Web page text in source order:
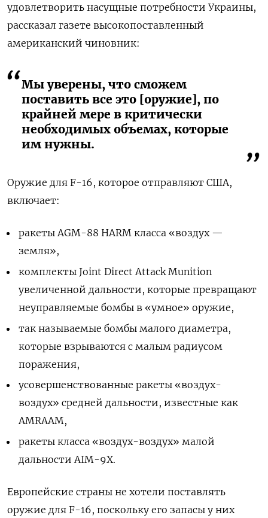
удовлетворить насущные потребности Украины,
рассказал газете высокопоставленный
американский чиновник:
Мы уверены, что сможем
поставить все это [оружие], по
крайней мере в критически
необходимых объемах, которые
им нужны.
Оружие для F-16, которое отправляют США,
включает:
ракеты AGM-88 HARM класса «воздух —
земля»,
комплекты Joint Direct Attack Munition
увеличенной дальности, которые превращают
неуправляемые бомбы в «умное» оружие,
так называемые бомбы малого диаметра,
которые взрываются с малым радиусом
поражения,
усовершенствованные ракеты «воздух-
воздух» средней дальности, известные как
AMRAAM,
ракеты класса «воздух-воздух» малой
дальности AIM-9X.
Европейские страны не хотели поставлять
оружие для F-16, поскольку его запасы у них